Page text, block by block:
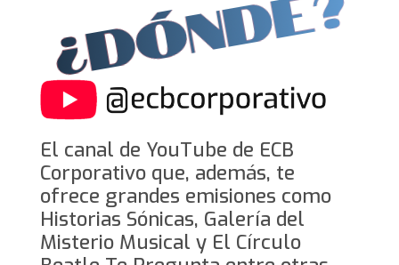
El canal de YouTube de ECB
Corporativo que, además, te
ofrece grandes emisiones como
Historias Sónicas, Galería del
Misterio Musical y El Círculo